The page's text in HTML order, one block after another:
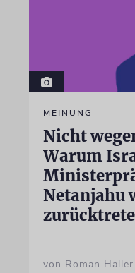
MEINUNG
Nicht
Warum
Netanjahu
von Roman Haller